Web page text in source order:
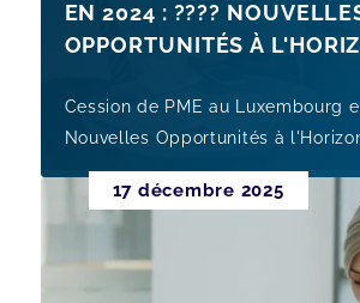
EN 2024 : ????
OPPORTUNITÉS À
Cession de PME au Luxembourg
Nouvelles Opportunités à
pratique pour dirigeants de PME
Luxembourg, avec points de
17 décembre 2025